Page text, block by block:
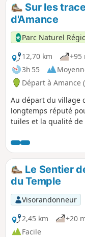
Sur les
d'Amance
Parc Naturel
12,70 km
+95
3h 55
Départ à Amance
Au départ du village
longtemps réputé
tuiles et la qualité
quelques vues larges
traversée du village
Le Sentier
du Temple
Visorandonneur
2,45 km
+20
Facile